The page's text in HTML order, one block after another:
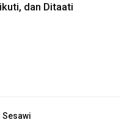
dan Ditaati
Sesawi